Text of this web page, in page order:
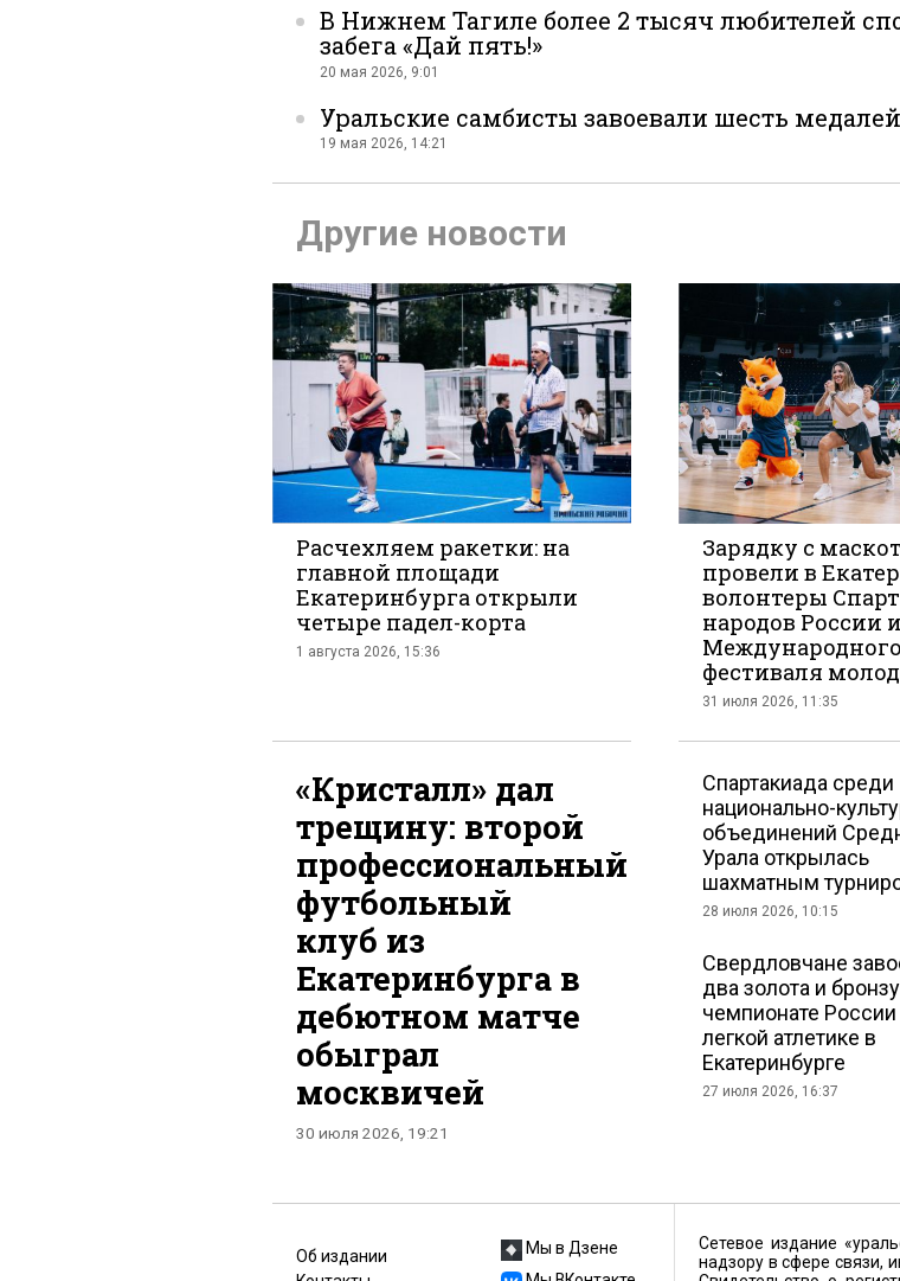
В Нижнем Тагиле более 2 тысяч любителей
забега «Дай пять!»
20 мая 2026, 9:01
Уральские самбисты завоевали шесть
19 мая 2026, 14:21
Другие новости
Расчехляем ракетки: на
главной площади
Екатеринбурга открыли
четыре падел-корта
1 августа 2026, 15:36
Зарядку с
провели в
волонтеры
народов России и
Международного
фестиваля
31 июля 2026, 11:35
«Кристалл» дал
трещину: второй
профессиональный
футбольный
клуб из
Екатеринбурга в
дебютном матче
обыграл
москвичей
30 июля 2026, 19:21
Спартакиада среди
национально-
объединений
Урала открылась
шахматным
28 июля 2026, 10:15
Свердловчане
два золота и
чемпионате
легкой атлетике в
Екатеринбурге
27 июля 2026, 16:37
Об издании
Мы в Дзене
Сетевое издание
надзору в сфере связи,